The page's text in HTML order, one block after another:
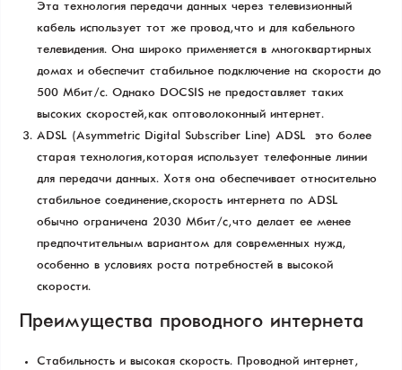
Эта технология передачи данных через телевизионный
кабель использует тот же провод, что и для кабельного
телевидения. Она широко применяется в многоквартирных
домах и обеспечит стабильное подключение на скорости до
500 Мбит/с. Однако DOCSIS не предоставляет таких
высоких скоростей, как оптоволоконный интернет.
ADSL (Asymmetric Digital Subscriber Line) АDSL — это более
старая технология, которая использует телефонные линии
для передачи данных. Хотя она обеспечивает относительно
стабильное соединение, скорость интернета по ADSL
обычно ограничена 20–30 Мбит/с, что делает ее менее
предпочтительным вариантом для современных нужд,
особенно в условиях роста потребностей в высокой
скорости.
Преимущества проводного интернета
Стабильность и высокая скорость. Проводной интернет,